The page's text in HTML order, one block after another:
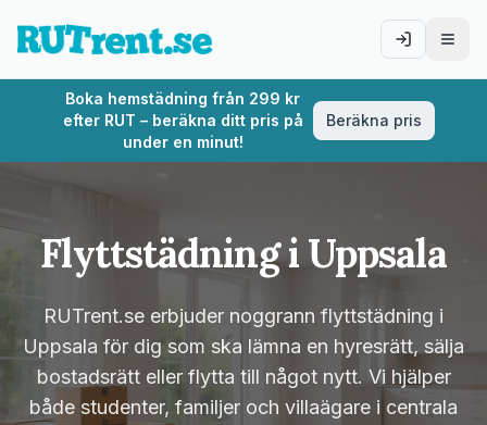
Logga in
Boka hemstädning från 299 kr
efter RUT – beräkna ditt pris på
under en minut!
Beräkna pris
Flyttstädning iUppsala
RUTrent.se erbjuder noggrann flyttstädning i
Uppsala för dig som ska lämna en hyresrätt, sälja
bostadsrätt eller flytta till något nytt. Vi hjälper
både studenter, familjer och villaägare i centrala